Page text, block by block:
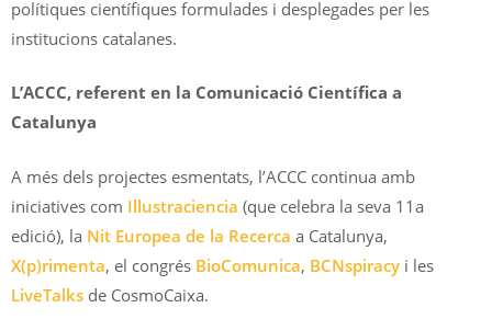
polítiques científiques formulades i desplegades per les
institucions catalanes.
L’ACCC, referent en la Comunicació Científica a
Catalunya
A més dels projectes esmentats, l’ACCC continua amb
iniciatives com Illustraciencia (que celebra la seva 11a
edició), la Nit Europea de la Recerca a Catalunya,
X(p)rimenta, el congrés BioComunica, BCNspiracy i les
LiveTalks de CosmoCaixa.